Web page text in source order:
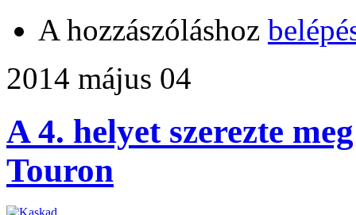
A hozzászóláshoz
2014 május 04
A 4. helyet szerezte
Touron